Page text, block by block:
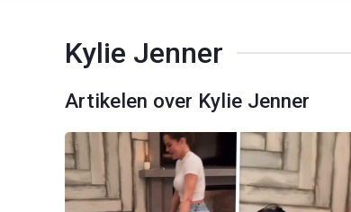
Kylie Jenner
Artikelen over Kylie Jenner